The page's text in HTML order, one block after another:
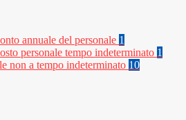
annuale del personale 1
personale tempo indeterminato 1
non a tempo indeterminato 10